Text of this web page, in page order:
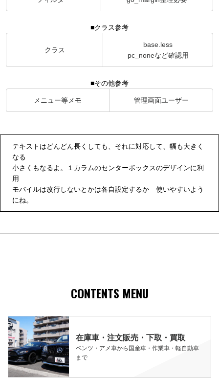
■クラス参考
クラス
base.less
pc_noneなど確認用
■その他参考
メニュー等メモ 管理画面ユーザー
テキストはどんどん長くしても、それに対応して、幅も大きく
なる
小さくもなるよ。１カラムのセンターボックスのデザインに利
用
モバイルは改行しないとかは各自設定するか 使いやすいよう
にね。
CONTENTS MENU
在庫車・注文販売・下取・買取
ベンツ・アメ車から国産車・作業車・軽自動車
まで